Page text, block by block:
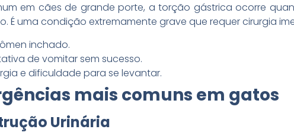
em cães de grande porte, a torção gástrica ocorre
É uma condição extremamente grave que requer cirurgia
inchado.
de vomitar sem sucesso.
e dificuldade para se levantar.
mais comuns em gatos
Urinária